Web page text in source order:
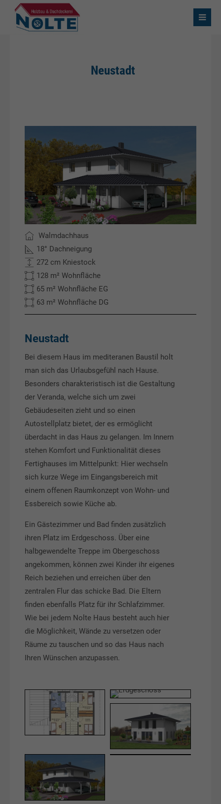
Neustadt
Walmdachhaus
18° Dachneigung
272 cm Kniestock
128 m² Wohnfläche
65 m² Wohnfläche EG
63 m² Wohnfläche DG
Neustadt
Bei diesem Haus im mediteranen Baustil holt
man sich das Urlaubsgefühl nach Hause.
Besonders charakteristisch ist die Gestaltung
der Veranda, welche sich um zwei
Gebäudeseiten zieht und so einen
Autostellplatz bietet, der es ermöglicht
überdacht in das Haus zu gelangen. Im Innern
stehen Komfort und Funktionalität dieses
Fertighauses im Mittelpunkt: Hier wechseln
sich kurze Wege im Eingangsbereich mit
einem offenen Raumkonzept von Wohn- und
Essbereich sowie Küche ab.
Ein Gästezimmer und Bad finden zusätzlich
ihren Platz im Erdgeschoss. Über eine
halbgewendelte Treppe im Obergeschoss
angekommen, können zwei Kinder ihr eigenes
Reich beziehen und erreichen über den
zentralen Flur das schicke Bad. Die Eltern
finden ebenfalls Platz für ihr Schlafzimmer.
Wie bei jedem Nolte Haus besteht auch hier
die Möglichkeit, Wände zu versetzen oder
Räume zu tauschen und so das Haus nach
Ihren Wünschen anzupassen.
DG
EG